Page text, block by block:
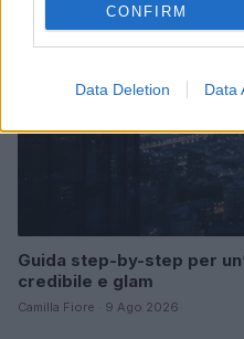
CONFIRM
Data Deletion Data
Guida step-by-step per
credibile e glam
Camilla Fiore · 9 Ago 2026